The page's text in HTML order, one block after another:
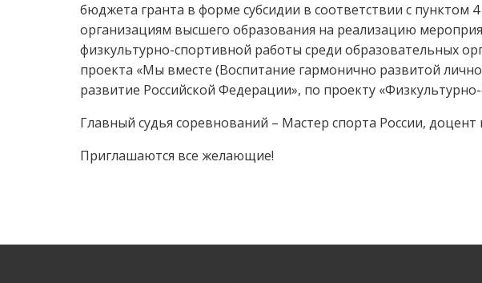
бюджета гранта в форме субсидии в соответствии с
организациям высшего образования на реализацию
физкультурно-спортивной работы среди образовательных
проекта «Мы вместе (Воспитание гармонично развитой
развитие Российской Федерации», по проекту
Главный судья соревнований – Мастер спорта России,
Приглашаются все желающие!